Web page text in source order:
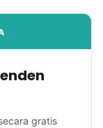
gratis